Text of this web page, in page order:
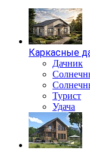
Каркасные
Дачник
Турист
Удача